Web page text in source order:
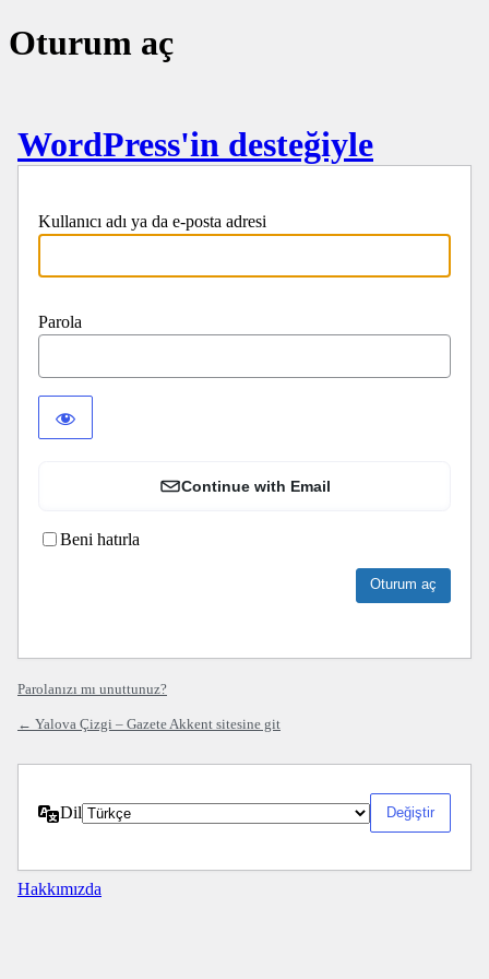
Oturum aç
WordPress'in desteğiyle
Kullanıcı adı ya da e-posta adresi
Parola
Continue with Email
Beni hatırla
Parolanızı mı unuttunuz?
← Yalova Çizgi – Gazete Akkent sitesine git
Dil
Hakkımızda